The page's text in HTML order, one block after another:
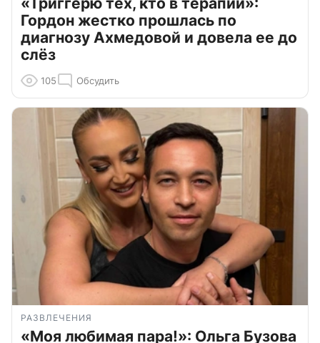
Гордон жестко прошлась по
диагнозу Ахмедовой и довела ее до
слёз
105 Обсудить
РАЗВЛЕЧЕНИЯ
«Моя любимая пара!»: Ольга Бузова